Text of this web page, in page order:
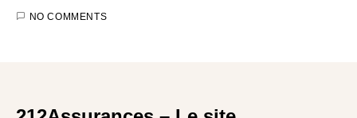
NO COMMENTS